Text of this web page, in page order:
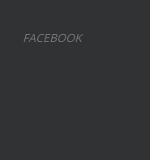
FACEBOOK